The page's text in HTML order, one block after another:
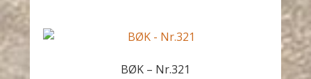
BØK – Nr.321